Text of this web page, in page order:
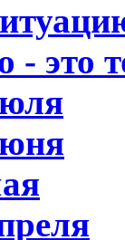
- это